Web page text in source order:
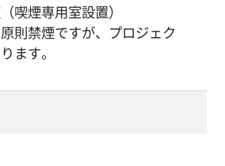
喫煙専用室設置）
則禁煙ですが、プロジェク
ます。